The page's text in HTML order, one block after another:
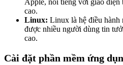
Apple, nổi tiếng với giao diện
cao.
Linux: Linux là hệ điều hành
được nhiều người dùng tin
cao.
Cài đặt phần mềm ứng